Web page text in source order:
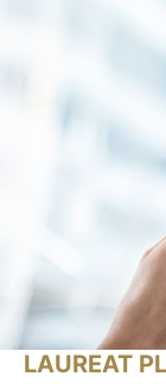
LAUREAT